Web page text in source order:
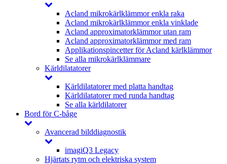
Acland mikrokärlklämmor enkla raka
Acland mikrokärlklämmor enkla vinklade
Acland approximatorklämmor utan ram
Acland approximatorklämmor med ram
Applikationspincetter för Acland kärlklämmor
Se alla mikrokärlklämmare
Kärldilatatorer
Kärldilatatorer med platta handtag
Kärldilatatorer med runda handtag
Se alla kärldilatorer
Bord för C-båge
Avancerad bilddiagnostik
imagiQ3 Legacy
Hjärtats rytm och elektriska system